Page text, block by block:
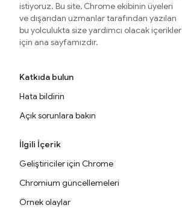
istiyoruz. Bu site, Chrome ekibinin üyeleri
ve dışarıdan uzmanlar tarafından yazılan
bu yolculukta size yardımcı olacak içerikler
için ana sayfamızdır.
Katkıda bulun
Hata bildirin
Açık sorunlara bakın
İlgili İçerik
Geliştiriciler için Chrome
Chromium güncellemeleri
Örnek olaylar